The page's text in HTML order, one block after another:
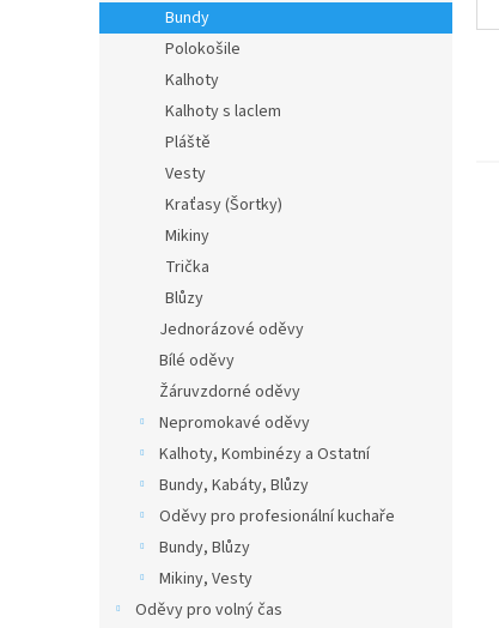
Bundy
Polokošile
Kalhoty
Kalhoty s laclem
Pláště
Vesty
Kraťasy (Šortky)
Mikiny
Trička
Blůzy
Jednorázové oděvy
Bílé oděvy
Žáruvzdorné oděvy
Nepromokavé oděvy
Kalhoty, Kombinézy a Ostatní
Bundy, Kabáty, Blůzy
Oděvy pro profesionální kuchaře
Bundy, Blůzy
Mikiny, Vesty
Oděvy pro volný čas